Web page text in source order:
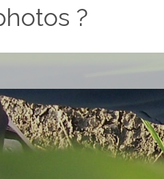
?